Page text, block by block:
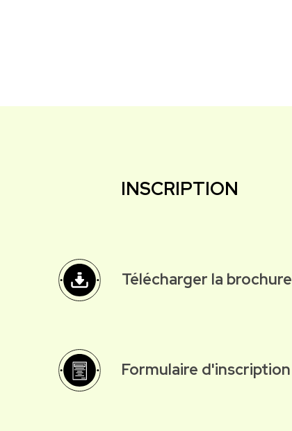
INSCRIPTION
Télécharger la brochure
Formulaire d'inscription